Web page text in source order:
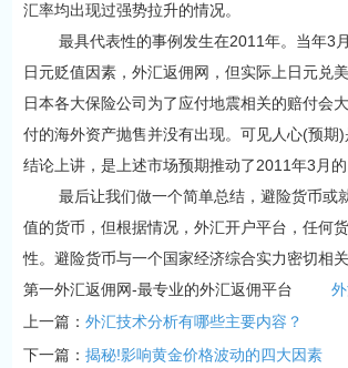
汇率均出现过强势拉升的情况。
最具代表性的事例发生在2011年。当年3月
日元贬值因素，外汇返佣网，但实际上日元兑
日本各大保险公司为了应付地震相关的赔付会
付的海外资产抛售并没有出现。可见人心(预期
结论上讲，是上述市场预期推动了2011年3月
最后让我们做一个简单总结，避险货币或就
值的货币，但根据情况，外汇开户平台，任何
性。避险货币与一个国家经济综合实力密切相
第一外汇返佣网-最专业的外汇返佣平台
上一篇： 外汇技术分析有哪些主要内容？
下一篇： 揭秘!影响黄金价格波动的四大因素